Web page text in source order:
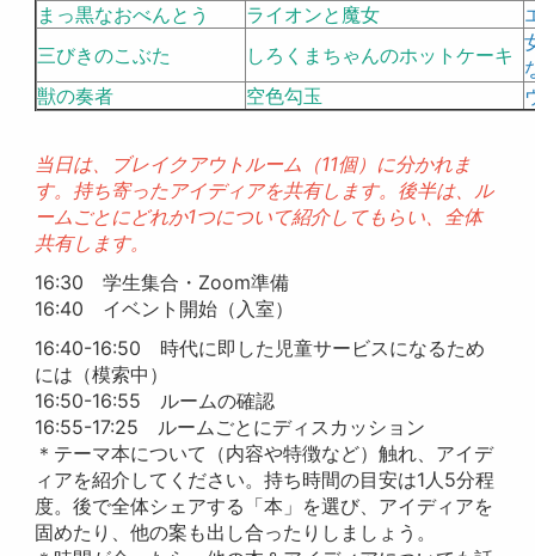
まっ黒なおべんとう
ライオンと魔女
三びきのこぶた
しろくまちゃんのホットケーキ
獣の奏者
空色勾玉
当日は、ブレイクアウトルーム（11個）に分かれま
す。持ち寄ったアイディアを共有します。後半は、ル
ームごとにどれか1つについて紹介してもらい、全体
共有します。
16:30 学生集合・Zoom準備
16:40 イベント開始（入室）
16:40-16:50 時代に即した児童サービスになるため
には（模索中）
16:50-16:55 ルームの確認
16:55-17:25 ルームごとにディスカッション
＊テーマ本について（内容や特徴など）触れ、アイデ
ィアを紹介してください。持ち時間の目安は1人5分程
度。後で全体シェアする「本」を選び、アイディアを
固めたり、他の案も出し合ったりしましょう。